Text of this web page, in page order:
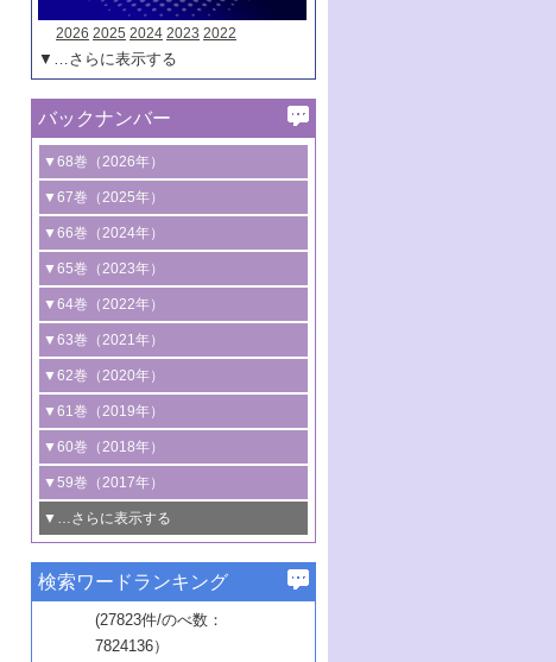
2026 2025 2024 2023 2022
▼…さらに表示する
バックナンバー
▼68巻（2026年）
1号 過酸化水素合成に関する研究動向
2号 コンピューター技術により加速する
触媒開発
3号 有機分子変換やCO 資源化のための
光触媒に関する最近の研究
B号 第137回触媒討論会（2026年）
▼67巻（2025年）
1号 CO
水素化によるグリーン燃料/グリ
ーンケミカル製造
2号 水素製造のための水分解技術に関す
る最近の研究
3号 オレフィン系樹脂の精密合成に関す
る最新技術
4号 アルコール類の効率的変換を実現す
る非貴金属触媒の研究動向
5号 ゼオライトの合成と応用における研
究動向
6号 ヘテロ接合界面
B号 第135回触媒討論会（2025年）
▼66巻（2024年）
1号 低次元ナノ構造を有する触媒材料
2号 規制反応場を活用した固体触媒研究
の新展開
3号 未踏分子変換を目指した酸化触媒プ
ロセスの最前線
4号 シンクロトロン放射光および中性子
線を利用した触媒解析技術の最先端
5号 単原子触媒
6号 参照触媒委員会からのお知らせ
B号 第133回触媒討論会（2023年）
▼65巻（2023年）
1号 炭素が関わる触媒機能
2号 プラスチックケミカルリサイクルの
ための触媒技術
3号 非酸化物系金属化合物を基盤とした
触媒材料の開発
4号 格子酸素・格子酸素欠陥を利用した
触媒反応
5号 生体触媒によるエネルギー変換反応
6号 窒素とリンの循環のための触媒・機
能性材料
▼64巻（2022年）
1号 合成ガス製造とCOを用いるケミカル
ズ合成の最新動向
2号 化学品合成のための合金触媒開発
3号 CO の排出削減および有効活用のた
めの触媒技術
4号 若手による情報発信企画～とびたて
若き触媒の研究者たち～（1）
若き触媒の研究者たち～（2）
6号 石油のノーブル・ユースを志向した
触媒技術
▼63巻（2021年）
1号 金触媒の新展開
2号 ペロブスカイト
3号 特殊反応場を利用した触媒的分子変
換反応
4号 多孔質材料を用いた触媒の新展開
5号 情報学的手法を用いた触媒開発
6号 カーボンニュートラルに向けた電解
技術
B号 第127回触媒討論会（2021年・オン
ライン開催(Zoom)のみ）
▼62巻（2020年）
1号 触媒設計を拓く欠陥構造のキャラク
タリゼーション
2号 機能化学品製造に資するクリーンな
触媒的酸化反応
3号 水処理のための触媒化学
4号 光触媒を用いた水分解の最新の研究
動向
5号 次世代の触媒プロセスを支えるマイ
▼61巻（2019年）
1号 物質移動制御に着目した触媒プロセ
ス開発
2号 CO2 フリー水素サプライチェーンに
関わる触媒開発動向
3号 精密高分子合成に関する最近の研究
動向
4号 バイオマス化成品製造のための触媒
▼60巻（2018年）
1号 固体酸触媒の最新の研究動向
2号 二酸化炭素からの有用化学品合成
3号 ナノ粒子・クラスター触媒の最前線
4号 60周年記念企画
5号 進化するゼオライト合成技術
6号 非貴金属系触媒における電気化学的
▼59巻（2017年）
1号 いたるところに，触媒
最先端技術
3号 無機分離膜材料の開発と触媒反応プ
ロセスへの適用
▼…さらに表示する
1号 ユニークな構造の高分子を生み出す触
2号 リグニンからの化成品製造に向けた触
▼57巻（2015年）
1号 水素キャリアにかかわる触媒技術の新
▼56巻（2014年）
検索ワードランキング
(27823件/のべ数：
7824136）